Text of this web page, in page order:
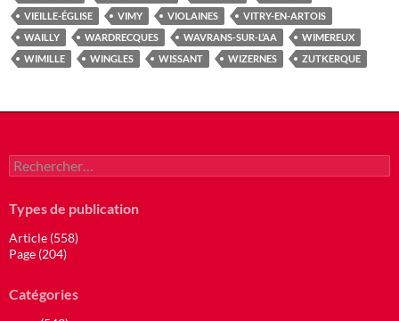
VIEILLE-ÉGLISE
VIMY VIOLAINES
VITRY-EN-ARTOIS
WAILLY
WARDRECQUES WAVRANS-SUR-L’AA
WIMEREUX
WIMILLE
WINGLES WISSANT WIZERNES ZUTKERQUE
Rechercher :
Types de publication
Article (558)
Page (204)
Catégories